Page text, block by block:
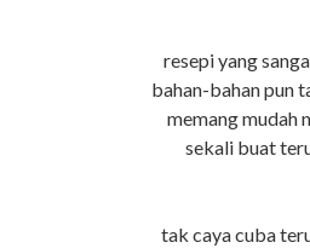
resepi yang
bahan-bahan pun
memang mudah
sekali buat
tak caya cuba